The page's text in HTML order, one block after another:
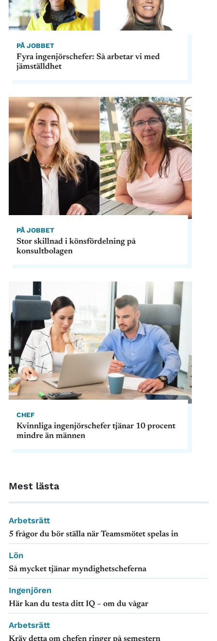
Mest lästa
Arbetsrätt
5 frågor du bör ställa när Teamsmötet spelas in
Lön
Så mycket tjänar myndighetscheferna
Ingenjören
Här kan du testa ditt IQ – om du vågar
Arbetsrätt
Kräv detta om chefen ringer på semestern
PÅ JOBBET
Fyra ingenjörschefer: Så arbetar vi med
jämställdhet
PÅ JOBBET
Stor skillnad i könsfördelning på
konsultbolagen
CHEF
Kvinnliga ingenjörschefer tjänar 10 procent
mindre än männen